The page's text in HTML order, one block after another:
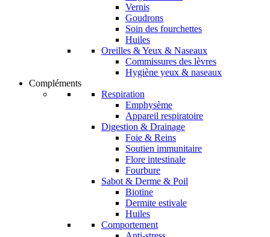
Vernis
Goudrons
Soin des fourchettes
Huiles
Oreilles & Yeux & Naseaux
Commissures des lèvres
Hygiène yeux & naseaux
Compléments
Respiration
Emphysème
Appareil respiratoire
Digestion & Drainage
Foie & Reins
Soutien immunitaire
Flore intestinale
Fourbure
Sabot & Derme & Poil
Biotine
Dermite estivale
Huiles
Comportement